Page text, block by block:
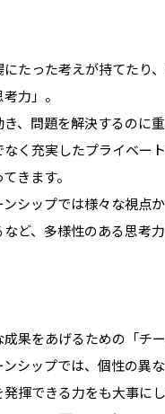
たった考えが持てたり
力」。
、問題を解決するのに
なく充実したプライベー
きます。
シップでは様々な視点
ど、多様性のある思考
果をあげるための「チー
シップでは、個性の異
揮できる力をも大事にし